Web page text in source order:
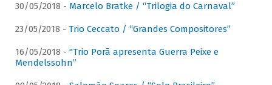
30/05/2018 - Marcelo Bratke / “Trilogia do Carnaval”
23/05/2018 - Trio Ceccato / “Grandes Compositores”
16/05/2018 - "Trio Porã apresenta Guerra Peixe e
Mendelssohn”